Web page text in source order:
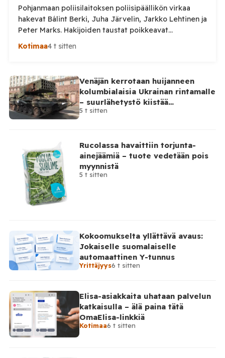
Pohjanmaan poliisilaitoksen poliisipäällikön virkaa
hakevat Bálint Berki, Juha Järvelin, Jarkko Lehtinen ja
Peter Marks. Hakijoiden taustat poikkeavat
huomattavasti toisistaan. Poliisihallitus nimittää
sen virkapaikkana on Vaasa. Poliisipäällikkö vastaa
muun muassa poliisilaitoksen toiminnan, talouden ja
henkilöstön johtamisesta sekä poliisipalvelujen
järjestämisestä laitoksen alueella. Tilaa Posi […]
Kotimaa4 t sitten
Venäjän kerrotaan huijanneen
kolumbialaisia Ukrainan rintamalle
– suurlähetystö kiistää
osallisuutensa
5 t sitten
Rucolassa havaittiin torjunta-
ainejäämiä – tuote vedetään pois
myynnistä
5 t sitten
Kokoomukselta yllättävä avaus:
Jokaiselle suomalaiselle
automaattinen Y-tunnus
Yrittäjyys6 t sitten
Elisa-asiakkaita uhataan palvelun
katkaisulla – älä paina tätä
OmaElisa-linkkiä
Kotimaa6 t sitten